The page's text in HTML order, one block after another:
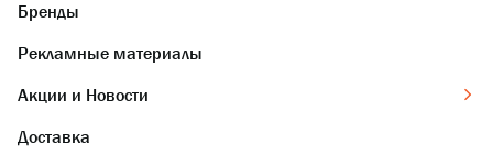
Бренды
Рекламные материалы
Акции и Новости
Доставка